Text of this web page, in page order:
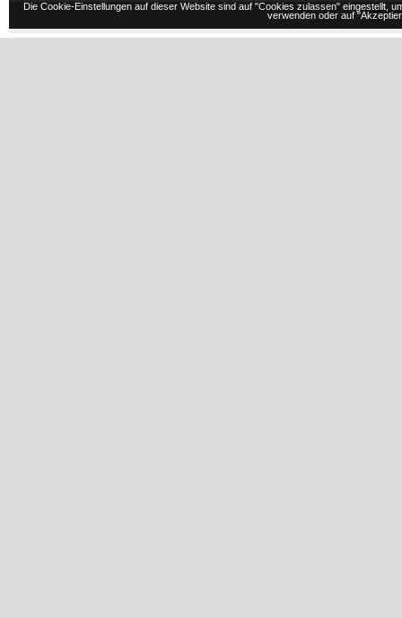
Die Cookie-Einstellungen auf dieser Website sind auf "Cookies zulassen" eingestellt,
verwenden oder auf